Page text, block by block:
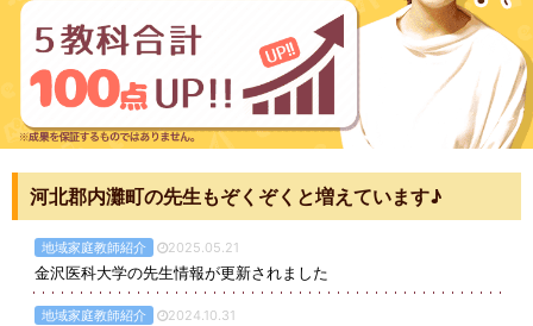
河北郡内灘町の先生もぞくぞくと増えています♪
地域家庭教師紹介 2025.05.21
金沢医科大学の先生情報が更新されました
地域家庭教師紹介 2024.10.31